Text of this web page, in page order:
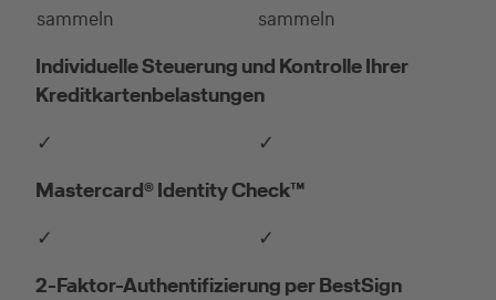
sammeln
sammeln
Individuelle Steuerung und Kontrolle Ihrer
Kreditkartenbelastungen
✓
✓
Mastercard® Identity Check™
✓
✓
2-Faktor-Authentifizierung per BestSign